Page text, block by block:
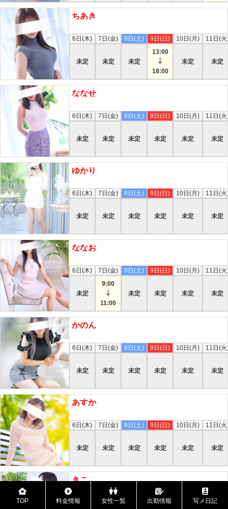
ちあき
6日(木)
未定
7日(金)
未定
8日(土)
未定
9日(日)
13:00
18:00
10日(月)
未定
11日(
未定
ななせ
6日(木)
未定
7日(金)
未定
8日(土)
未定
9日(日)
未定
10日(月)
未定
11日(
未定
ゆかり
6日(木)
未定
7日(金)
未定
8日(土)
未定
9日(日)
未定
10日(月)
未定
11日(
未定
ななお
6日(木)
未定
7日(金)
9:00
11:00
8日(土)
未定
9日(日)
未定
10日(月)
未定
11日(
未定
かのん
6日(木)
未定
7日(金)
未定
8日(土)
未定
9日(日)
未定
10日(月)
未定
11日(
未定
あすか
6日(木)
未定
7日(金)
未定
8日(土)
未定
9日(日)
未定
10日(月)
未定
11日(
未定
きこ
6日(木) 7日(金) 8日(土) 9日(日) 10日(月) 11日(
TOP 料金情報 女性一覧 出勤情報 写メ日記